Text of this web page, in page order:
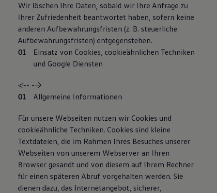
Wir löschen Ihre Daten, sobald wir Ihre Anfrage zu
Ihrer Zufriedenheit beantwortet haben, sofern keine
anderen Aufbewahrungsfristen (z. B. steuerliche
Aufbewahrungsfristen) entgegenstehen.
Einsatz von Cookies, cookieähnlichen Techniken
und Google Diensten
<!-- -->
Allgemeine Informationen
Für unsere Webseiten nutzen wir Cookies und
cookieähnliche Techniken. Cookies sind kleine
Textdateien, die im Rahmen Ihres Besuches unserer
Webseiten von unserem Webserver an Ihren
Browser gesandt und von diesem auf Ihrem Rechner
für einen späteren Abruf vorgehalten werden. Sie
dienen dazu, das Internetangebot, sicherer,